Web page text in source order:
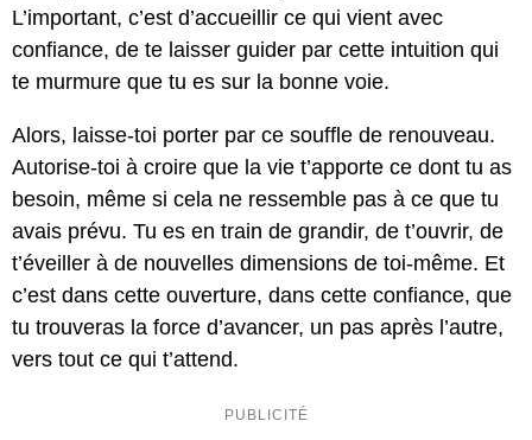
L’important, c’est d’accueillir ce qui vient avec
confiance, de te laisser guider par cette intuition qui
te murmure que tu es sur la bonne voie.
Alors, laisse-toi porter par ce souffle de renouveau.
Autorise-toi à croire que la vie t’apporte ce dont tu as
besoin, même si cela ne ressemble pas à ce que tu
avais prévu. Tu es en train de grandir, de t’ouvrir, de
t’éveiller à de nouvelles dimensions de toi-même. Et
c’est dans cette ouverture, dans cette confiance, que
tu trouveras la force d’avancer, un pas après l’autre,
vers tout ce qui t’attend.